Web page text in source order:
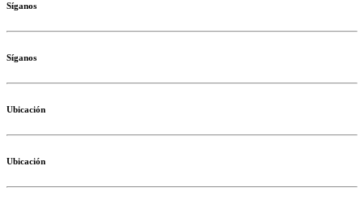
Síganos
Síganos
Ubicación
Ubicación